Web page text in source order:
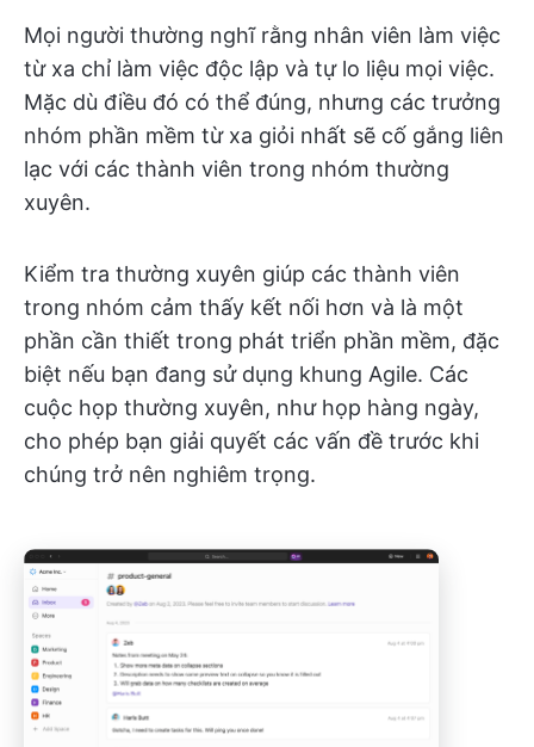
Mọi người thường nghĩ rằng nhân viên làm việc
từ xa chỉ làm việc độc lập và tự lo liệu mọi việc.
Mặc dù điều đó có thể đúng, nhưng các trưởng
nhóm phần mềm từ xa giỏi nhất sẽ cố gắng liên
lạc với các thành viên trong nhóm thường
xuyên.
Kiểm tra thường xuyên giúp các thành viên
trong nhóm cảm thấy kết nối hơn và là một
phần cần thiết trong phát triển phần mềm, đặc
biệt nếu bạn đang sử dụng khung Agile. Các
cuộc họp thường xuyên, như họp hàng ngày,
cho phép bạn giải quyết các vấn đề trước khi
chúng trở nên nghiêm trọng.